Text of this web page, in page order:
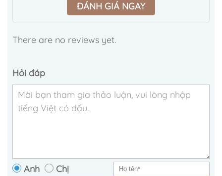
ĐÁNH GIÁ NGAY
There are no reviews yet.
Hỏi đáp
Anh Chị